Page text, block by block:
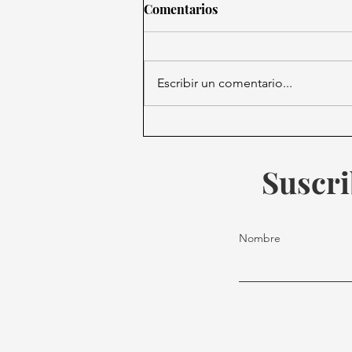
Día de la Traducción: Un
Indígenas y el Desarrollo
Comentarios
Escribir un comentario...
Nombre